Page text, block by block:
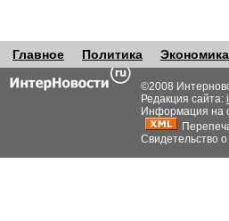
Главное Политика Экономика
©2008
Редакция сайта:
Информация на
Свидетельство